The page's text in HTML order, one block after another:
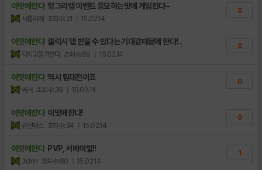
이맛에한다 헝그리앱 이벤트 응모하는맛에 게임한다~
샤를리제 조회수:31 | 15.02.14
0
이맛에한다 갤럭시 탭 받을 수 있다는 기대감때문에 한다!..
닥치고돌격한다 조회수:89 | 15.02.14
0
이맛에한다 역시 팀대전이죠
쌔거 조회수:39 | 15.02.14
0
이맛에한다 이맛에한다!
쥬얼박스 조회수:34 | 15.02.14
0
이맛에한다 PVP, 서바이벌!!
3dml 조회수:80 | 15.02.14
1